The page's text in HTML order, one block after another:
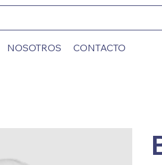
NOSOTROS CONTACTO